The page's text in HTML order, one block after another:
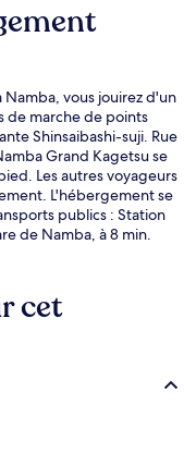
Namba, vous jouirez d'un
de marche de points
Shinsaibashi-suji. Rue
Grand Kagetsu se
Les autres voyageurs
L'hébergement se
publics : Station
de Namba, à 8 min.
cet